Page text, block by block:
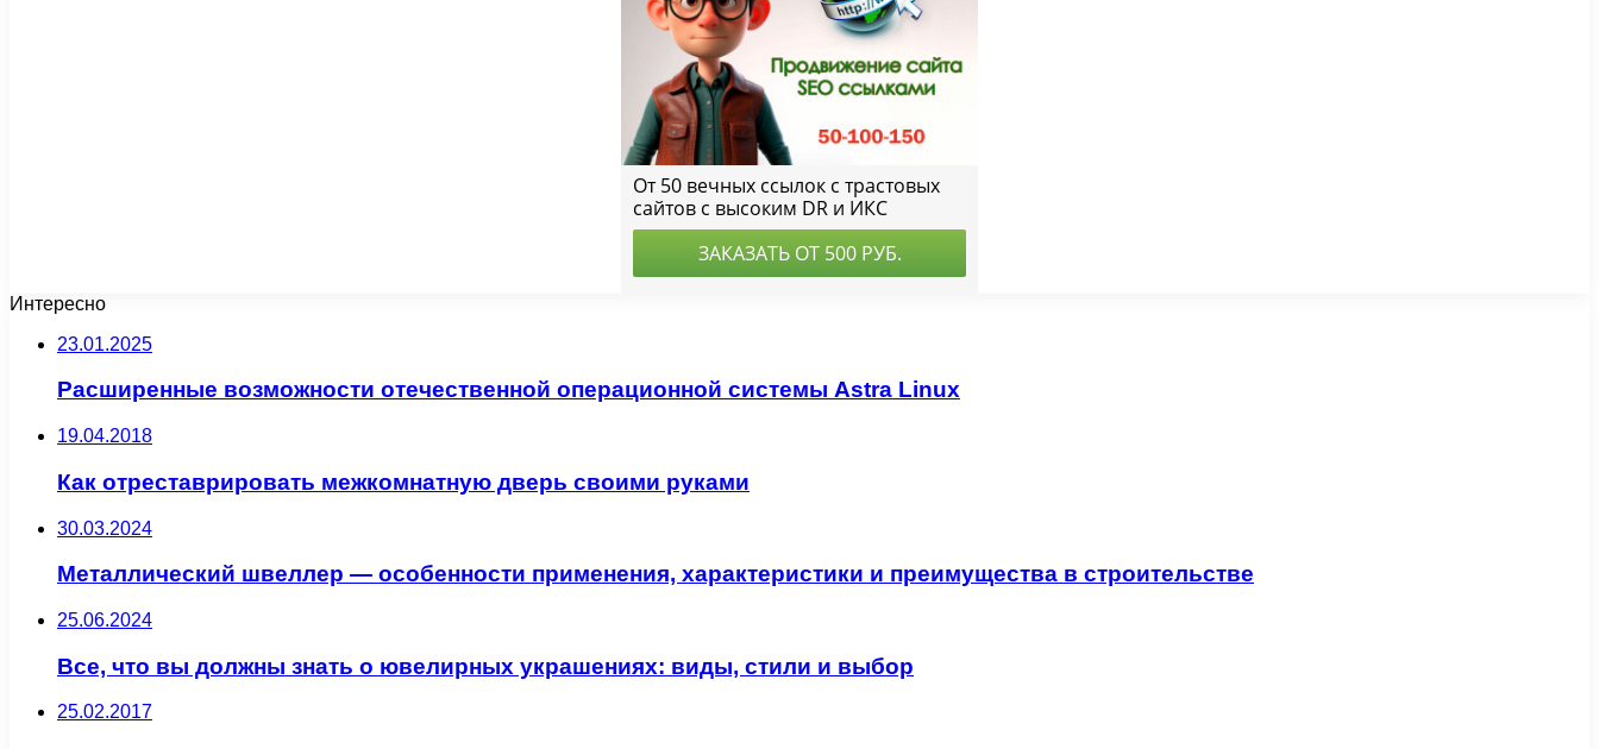
Интересно
23.01.2025
Расширенные возможности отечественной операционной системы Astra Linux
19.04.2018
Как отреставрировать межкомнатную дверь своими руками
30.03.2024
Металлический швеллер — особенности применения, характеристики и преимущества в строительстве
25.06.2024
Все, что вы должны знать о ювелирных украшениях: виды, стили и выбор
25.02.2017